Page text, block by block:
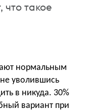
что такое
нормальным
уволившись
в никуда. 30%
вариант при